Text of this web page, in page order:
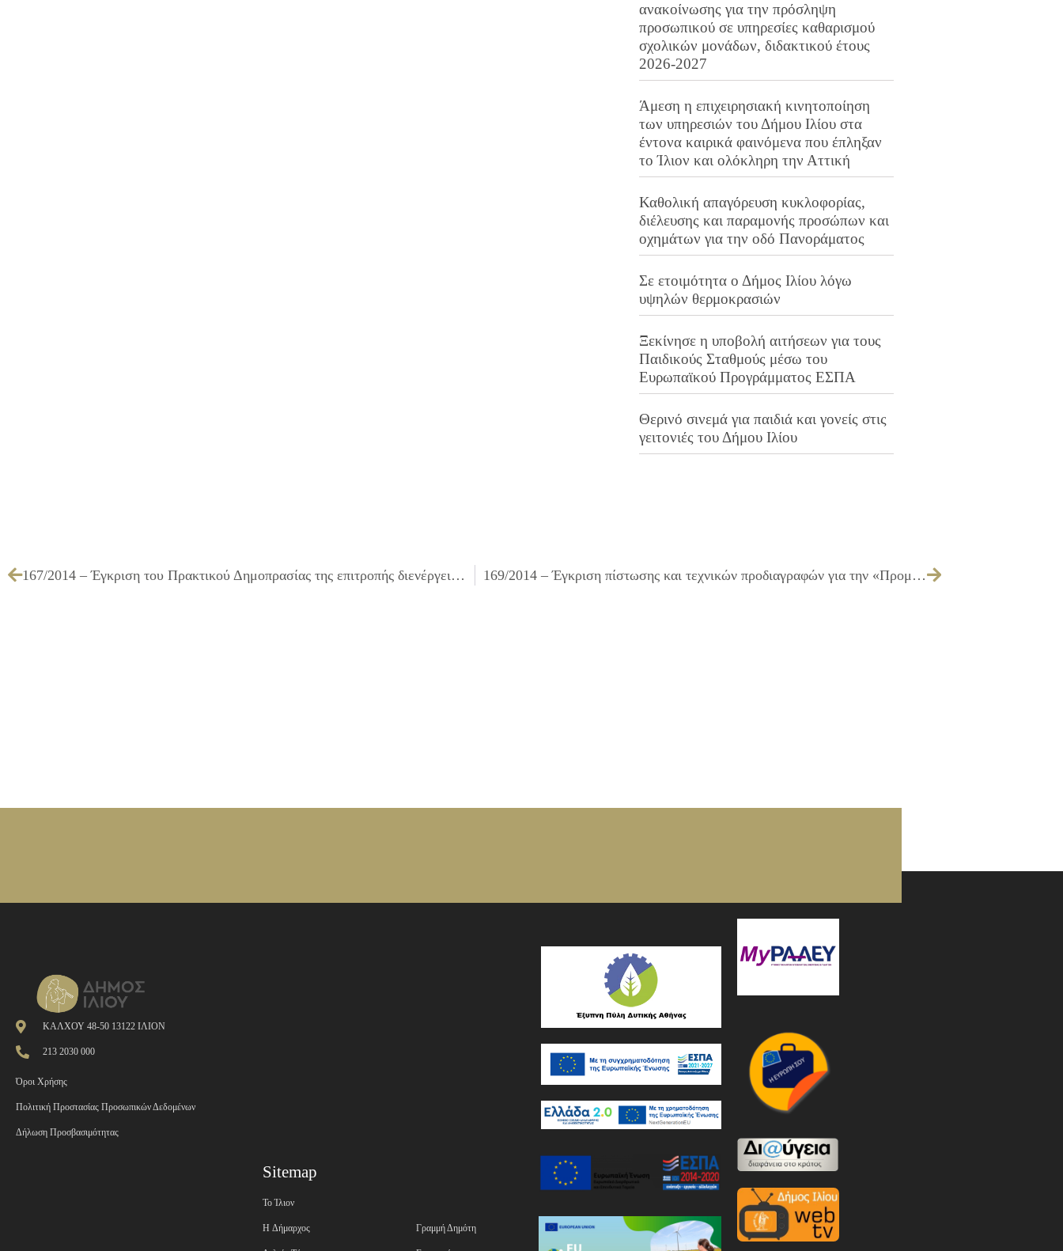
ανακοίνωσης για την πρόσληψη
προσωπικού σε υπηρεσίες καθαρισμού
σχολικών μονάδων, διδακτικού έτους
2026-2027
Άμεση η επιχειρησιακή κινητοποίηση
των υπηρεσιών του Δήμου Ιλίου στα
έντονα καιρικά φαινόμενα που έπληξαν
το Ίλιον και ολόκληρη την Αττική
Καθολική απαγόρευση κυκλοφορίας,
διέλευσης και παραμονής προσώπων και
οχημάτων για την οδό Πανοράματος
Σε ετοιμότητα ο Δήμος Ιλίου λόγω
υψηλών θερμοκρασιών
Ξεκίνησε η υποβολή αιτήσεων για τους
Παιδικούς Σταθμούς μέσω του
Ευρωπαϊκού Προγράμματος ΕΣΠΑ
Θερινό σινεμά για παιδιά και γονείς στις
γειτονιές του Δήμου Ιλίου
167/2014 – Έγκριση του Πρακτικού Δημοπρασίας της επιτροπής διενέργειας του διαγωνισμού, έγκριση πίστωσης, έγκριση των τροποποιημένων τεχνικών προδιαγραφών και καθορισμός των όρων διακήρυξης και του τρόπου εκτέλεσης που αφορά την «Προμήθεια φωτιστικών σωμάτων εξοικονόμησης ενέργειας νέας τεχνολογίας LED για τον ηλεκτροφωτισμό οδών του Δήμου» 169/2014 – Έγκριση πίστωσης και τεχνικών προδιαγραφών για την «Προμήθεια αφισών για τις Δημοτικές, Περιφερειακές και Ευρωεκλογές 2014»
ΚΑΛΧΟΥ 48-50 13122 ΙΛΙΟΝ
213 2030 000
Όροι Χρήσης
Πολιτική Προστασίας Προσωπικών Δεδομένων
Δήλωση Προσβασιμότητας
Sitemap
Το Ίλιον
H Δήμαρχος Γραμμή Δημότη